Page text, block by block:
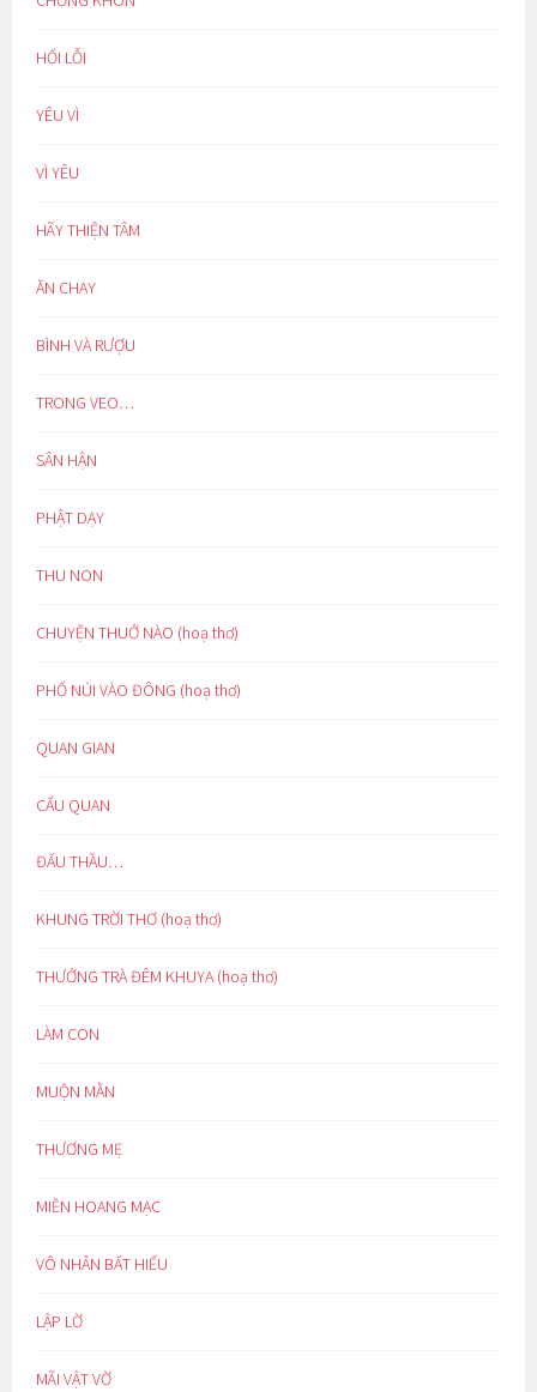
HỐI LỖI
YÊU VÌ
VÌ YÊU
HÃY THIỆN TÂM
ĂN CHAY
BÌNH VÀ RƯỢU
TRONG VEO…
SÂN HẬN
PHẬT DẠY
THU NON
CHUYỆN THUỞ NÀO (hoạ thơ)
PHỐ NÚI VÀO ĐÔNG (hoạ thơ)
QUAN GIAN
CẨU QUAN
ĐẤU THẦU…
KHUNG TRỜI THƠ (hoạ thơ)
THƯỞNG TRÀ ĐÊM KHUYA (hoạ thơ)
LÀM CON
MUỘN MẰN
THƯƠNG MẸ
MIỀN HOANG MẠC
VÔ NHÂN BẤT HIẾU
LẬP LỜ
MÃI VẬT VỜ